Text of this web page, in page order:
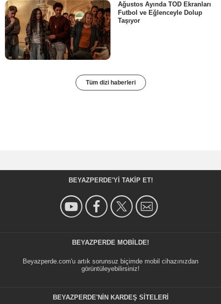
Ağustos Ayında TOD Ekranları
Futbol ve Eğlenceyle Dolup
Taşıyor
Tüm dizi haberleri
BEYAZPERDE'YI TAKIP ET!
BEYAZPERDE MOBILDE!
Beyazperde.com'u artık sorunsuz biçimde mobil cihazınızdan
görüntüleyebilirsiniz!
BEYAZPERDE'NIN KARDEŞ SİTELERİ